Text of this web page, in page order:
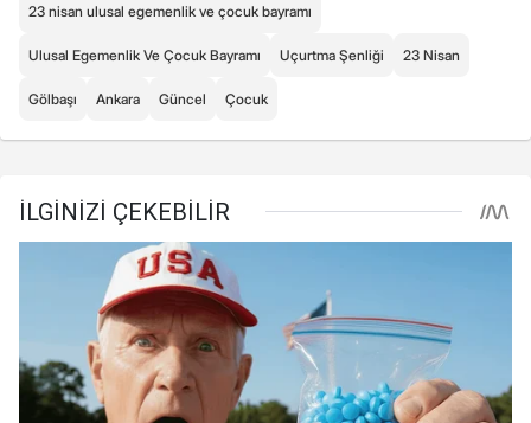
23 nisan ulusal egemenlik ve çocuk bayramı
Ulusal Egemenlik Ve Çocuk Bayramı Uçurtma Şenliği 23 Nisan
Gölbaşı Ankara Güncel Çocuk